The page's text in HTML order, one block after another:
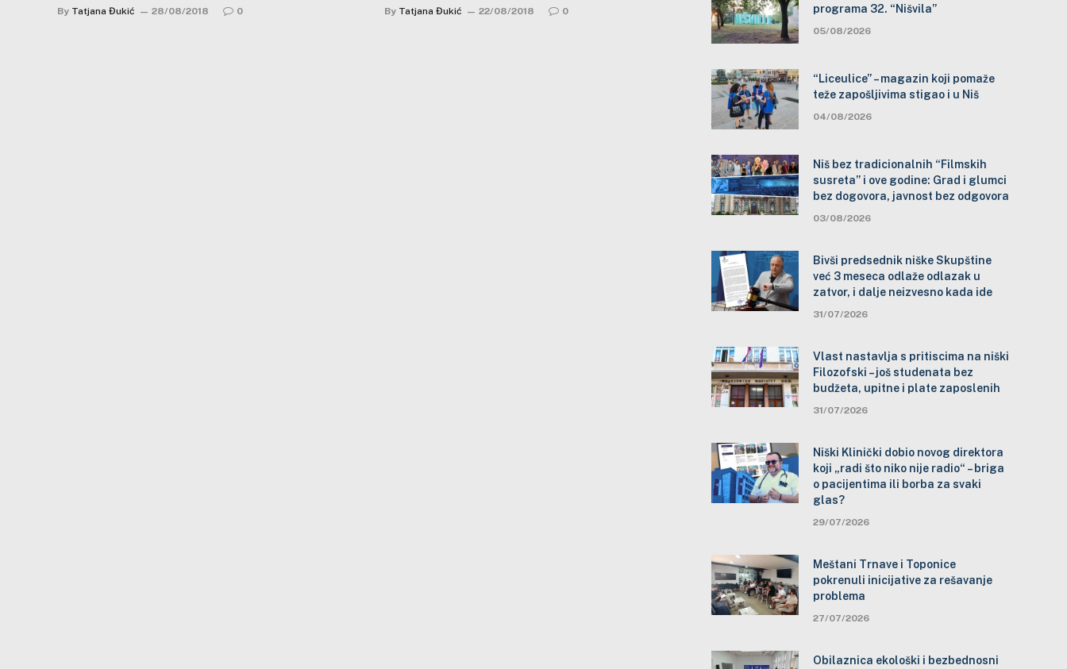
By Tatjana Đukić 28/08/2018 0 By Tatjana Đukić 22/08/2018 0
programa 32. “Nišvila”
05/08/2026
“Liceulice” – magazin koji pomaže
teže zapošljivima stigao i u Niš
04/08/2026
Niš bez tradicionalnih “Filmskih
susreta” i ove godine: Grad i glumci
bez dogovora, javnost bez odgovora
03/08/2026
Bivši predsednik niške Skupštine
već 3 meseca odlaže odlazak u
zatvor, i dalje neizvesno kada ide
31/07/2026
Vlast nastavlja s pritiscima na niški
Filozofski – još studenata bez
budžeta, upitne i plate zaposlenih
31/07/2026
Niški Klinički dobio novog direktora
koji „radi što niko nije radio“ – briga
o pacijentima ili borba za svaki
glas?
29/07/2026
Meštani Trnave i Toponice
pokrenuli inicijative za rešavanje
problema
27/07/2026
Obilaznica ekološki i bezbednosni